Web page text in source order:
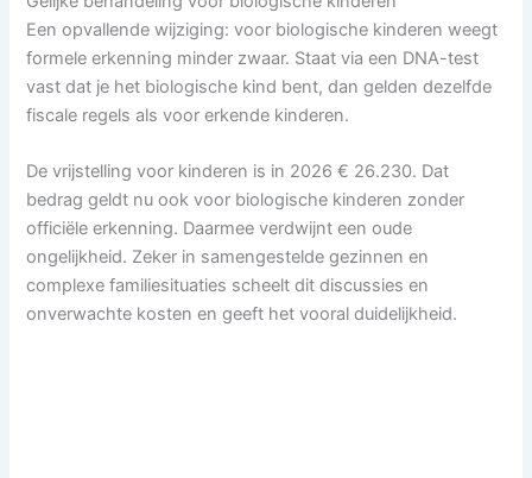
Een opvallende wijziging: voor biologische kinderen weegt
formele erkenning minder zwaar. Staat via een DNA-test
vast dat je het biologische kind bent, dan gelden dezelfde
fiscale regels als voor erkende kinderen.
De vrijstelling voor kinderen is in 2026 € 26.230. Dat
bedrag geldt nu ook voor biologische kinderen zonder
officiële erkenning. Daarmee verdwijnt een oude
ongelijkheid. Zeker in samengestelde gezinnen en
complexe familiesituaties scheelt dit discussies en
onverwachte kosten en geeft het vooral duidelijkheid.